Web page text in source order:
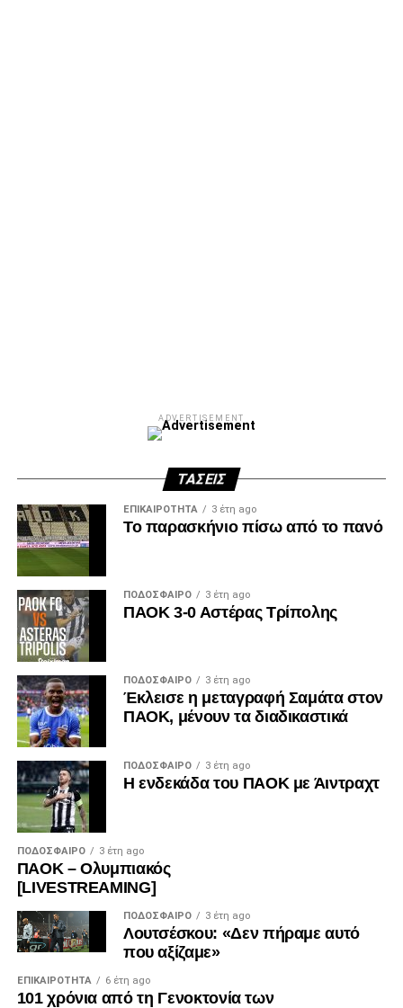
ADVERTISEMENT
ΤΆΣΕΙΣ
ΕΠΙΚΑΙΡΌΤΗΤΑ 3 έτη ago
Το παρασκήνιο πίσω από το πανό
ΠΟΔΌΣΦΑΙΡΟ 3 έτη ago
ΠΑΟΚ 3-0 Αστέρας Τρίπολης
ΠΟΔΌΣΦΑΙΡΟ 3 έτη ago
Έκλεισε η μεταγραφή Σαμάτα στον
ΠΑΟΚ, μένουν τα διαδικαστικά
ΠΟΔΌΣΦΑΙΡΟ 3 έτη ago
Η ενδεκάδα του ΠΑΟΚ με Άιντραχτ
ΠΟΔΌΣΦΑΙΡΟ 3 έτη ago
ΠΑΟΚ – Ολυμπιακός
[LIVESTREAMING]
ΠΟΔΌΣΦΑΙΡΟ 3 έτη ago
Λουτσέσκου: «Δεν πήραμε αυτό
που αξίζαμε»
ΕΠΙΚΑΙΡΌΤΗΤΑ 6 έτη ago
101 χρόνια από τη Γενοκτονία των